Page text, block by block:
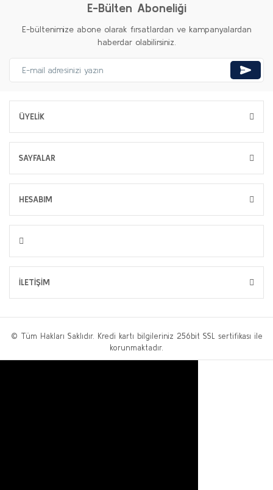
E-Bülten Aboneliği
E-bültenimize abone olarak fırsatlardan ve kampanyalardan
haberdar olabilirsiniz.
ÜYELİK
SAYFALAR
HESABIM
İLETİŞİM
© Tüm Hakları Saklıdır. Kredi kartı bilgileriniz 256bit SSL sertifikası ile
korunmaktadır.